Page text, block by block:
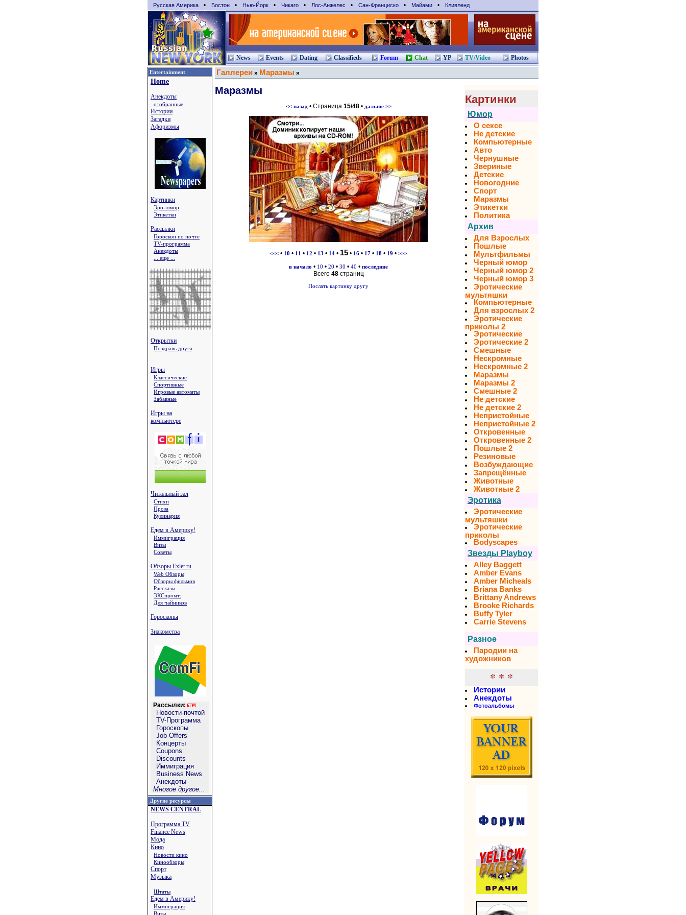
Русская Америка • Бостон • Нью-Йорк • Чикаго • Лос-Анжелес • Сан-Франциcко • Майами • Кливленд
News Events Dating Classifieds Forum Chat YP TV/Video Photos
Entertainment
Home
Анекдоты
отобранные
Истории
Загадки
Афоризмы
Картинки
Эро-юмор
Этикетки
Рассылки
Гороскоп по почте
TV-программа
Анекдоты
... еще ...
Открытки
Поздравь друга
Игры
Классические
Спортивные
Игровые автоматы
Забавные
Игры на
компьютере
Читальный зал
Стихи
Проза
Кулинария
Едем в Америку!
Иммиграция
Визы
Советы
Обзоры Exler.ru
Web Обзоры
Обзоры фильмов
Рассказы
ЭКСпромт:
Для чайников
Гороскопы
Знакомства
Рассылки:
Новости-почтой
TV-Программа
Гороскопы
Job Offers
Концерты
Coupons
Discounts
Иммиграция
Business News
Анекдоты
Многое другое...
Другие ресурсы
NEWS CENTRAL
Программа TV
Finance News
Мода
Кино
Новости кино
Кинообзоры
Спорт
Музыка
Штаты
Едем в Америку!
Иммиграция
Визы
Галлереи » Маразмы »
Маразмы
<< назад• Страница 15/48• дальше >>
<<< • 10 • 11 • 12 • 13 • 14 • 15 • 16 • 17 • 18 • 19 • >>>
в начало • 10 • 20 • 30 • 40 • последние
Всего 48страниц
Послать картинку другу
Картинки
Юмор
О сексе
Не детские
Компьютерные
Авто
Чернушные
Звериные
Детские
Новогодние
Спорт
Маразмы
Этикетки
Политика
Архив
Для Взрослых
Пошлые
Мультфильмы
Черный юмор
Черный юмор 2
Черный юмор 3
Эротические
мультяшки
Компьютерные
Для взрослых 2
Эротические
приколы 2
Эротические
Эротические 2
Смешные
Нескромные
Нескромные 2
Маразмы
Маразмы 2
Смешные 2
Не детские
Не детские 2
Непристойные
Непристойные 2
Откровенные
Откровенные 2
Пошлые 2
Резиновые
Возбуждающие
Запрещённые
Животные
Животные 2
Эротика
Эротические
мультяшки
Эротические
приколы
Bodyscapes
Звезды Playboy
Alley Baggett
Amber Evans
Amber Micheals
Briana Banks
Brittany Andrews
Brooke Richards
Buffy Tyler
Carrie Stevens
Разное
Пародии на
художников
* * *
Истории
Анекдоты
Фотоальбомы